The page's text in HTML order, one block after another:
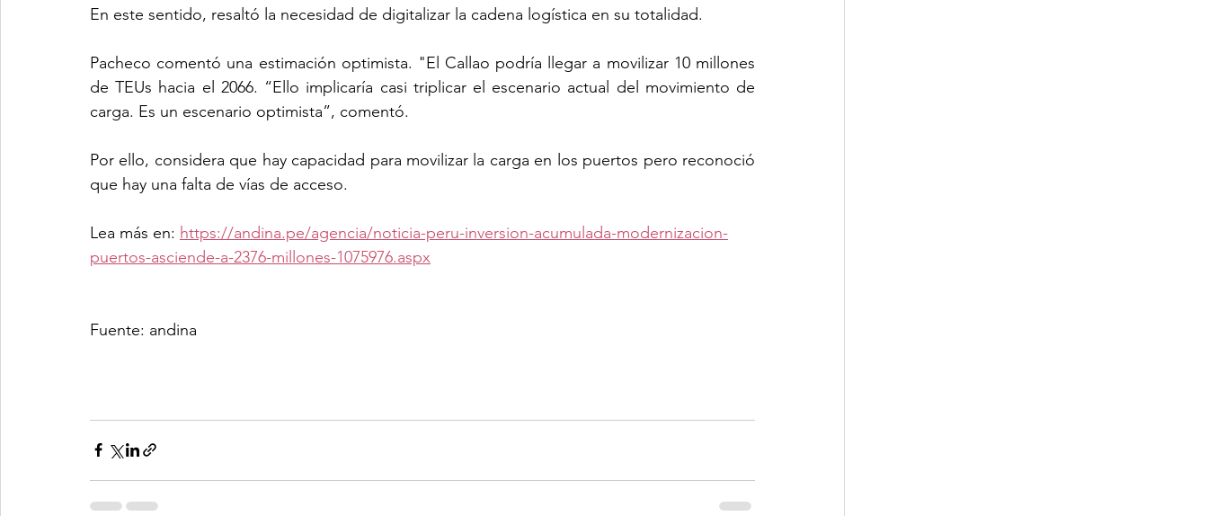
En este sentido, resaltó la necesidad de digitalizar la cadena logística en su totalidad.
Pacheco comentó una estimación optimista. "El Callao podría llegar a movilizar 10 millones
de TEUs hacia el 2066. “Ello implicaría casi triplicar el escenario actual del movimiento de
carga. Es un escenario optimista”, comentó.
Por ello, considera que hay capacidad para movilizar la carga en los puertos pero reconoció
que hay una falta de vías de acceso.
Lea más en: https://andina.pe/agencia/noticia-peru-inversion-acumulada-modernizacion-
puertos-asciende-a-2376-millones-1075976.aspx
Fuente: andina